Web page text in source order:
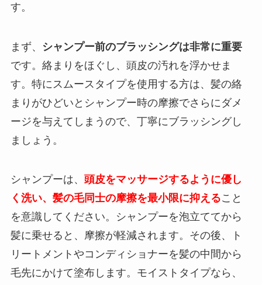
す。
まず、
シャンプー前のブラッシングは非常に重要
です。絡まりをほぐし、頭皮の汚れを浮かせま
す。特にスムースタイプを使用する方は、髪の絡
まりがひどいとシャンプー時の摩擦でさらにダメ
ージを与えてしまうので、丁寧にブラッシングし
ましょう。
シャンプーは、 頭皮をマッサージするように優し
く洗い、髪の毛同士の摩擦を最小限に抑えること
を意識してください。シャンプーを泡立ててから
髪に乗せると、摩擦が軽減されます。その後、ト
リートメントやコンディショナーを髪の中間から
毛先にかけて塗布します。モイストタイプなら、